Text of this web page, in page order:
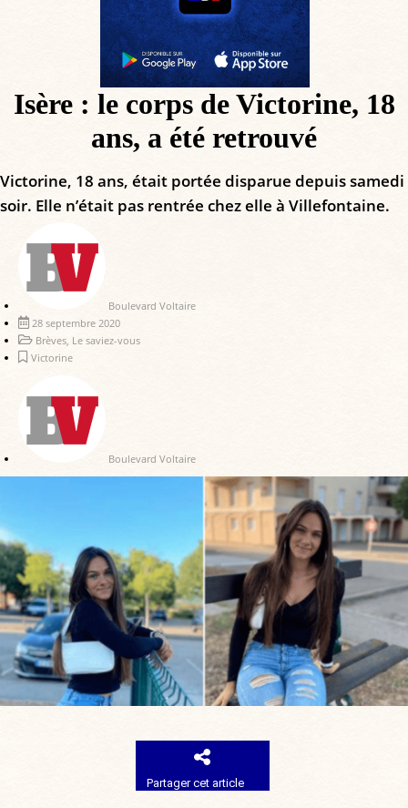
Isère : le corps de Victorine, 18
ans, a été retrouvé
Victorine, 18 ans, était portée disparue depuis samedi
soir. Elle n’était pas rentrée chez elle à Villefontaine.
Boulevard Voltaire
28 septembre 2020
Brèves, Le saviez-vous
Victorine
Boulevard Voltaire
Partager cet article